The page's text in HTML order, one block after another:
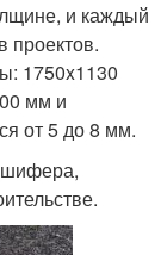
и каждый
проектов.
1750x1130
мм и
от 5 до 8 мм.
шифера,